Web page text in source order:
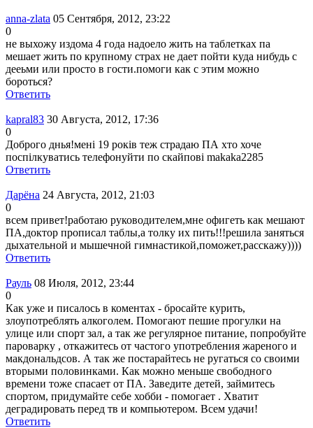
anna-zlata 05 Сентября, 2012, 23:22
0
не выхожу издома 4 года надоело жить на таблетках па
мешает жить по крупному страх не дает пойти куда нибудь с
дееьми или просто в гости.помоги как с этим можно
бороться?
Ответить
kapral83 30 Августа, 2012, 17:36
0
Доброго днья!мені 19 років теж страдаю ПА хто хоче
поспілкуватись телефонуйти по скайпові makaka2285
Ответить
Дарёна 24 Августа, 2012, 21:03
0
всем привет!работаю руководителем,мне офигеть как мешают
ПА,доктор прописал таблы,а толку их пить!!!решила заняться
дыхательной и мышечной гимнастикой,поможет,расскажу))))
Ответить
Рауль 08 Июля, 2012, 23:44
0
Как уже и писалось в коментах - бросайте курить,
злоупотреблять алкоголем. Помогают пешие прогулки на
улице или спорт зал, а так же регулярное питание, попробуйте
пароварку , откажитесь от частого употребления жареного и
макдональдсов. А так же постарайтесь не ругаться со своими
вторыми половинками. Как можно меньше свободного
времени тоже спасает от ПА. Заведите детей, займитесь
спортом, придумайте себе хобби - помогает . Хватит
деградировать перед тв и компьютером. Всем удачи!
Ответить